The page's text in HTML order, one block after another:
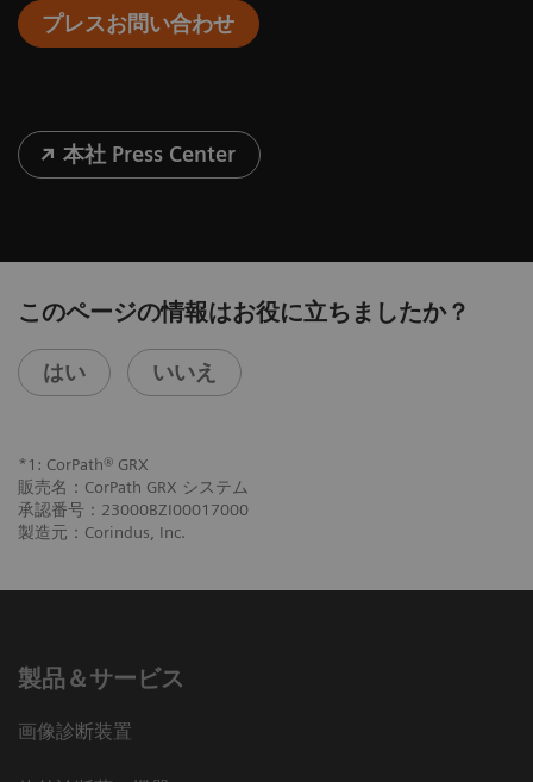
プレスお問い合わせ
本社 Press Center
このページの情報はお役に立ちましたか？
はい いいえ
*1: CorPath® GRX
販売名：CorPath GRX システム
承認番号：23000BZI00017000
製造元：Corindus, Inc.
製品＆サービス
画像診断装置